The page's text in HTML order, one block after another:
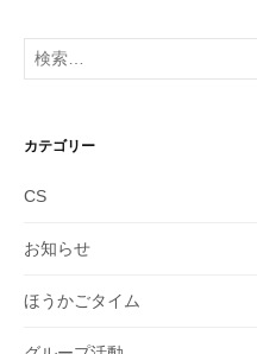
イ
ブ
検
索:
カテゴリー
CS
お知らせ
ほうかごタイム